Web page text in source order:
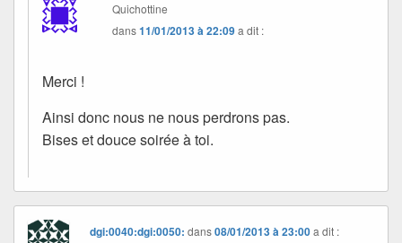
Quichottine
dans11/01/2013 à 22:09a dit :
Merci !
Ainsi donc nous ne nous perdrons pas.
Bises et douce soirée à toi.
dgi:0040:dgi:0050: dans08/01/2013 à 23:00 a dit :